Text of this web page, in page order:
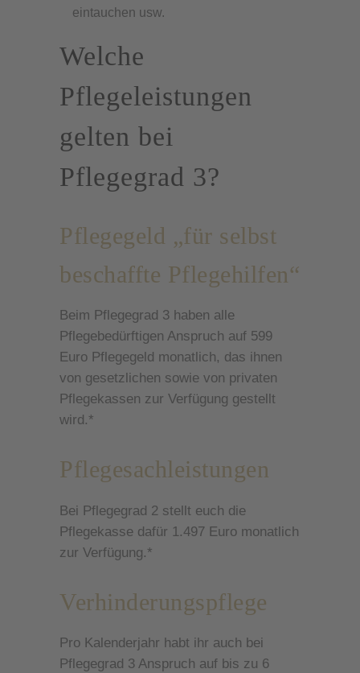
eintauchen usw.
Welche
Pflegeleistungen
gelten bei
Pflegegrad 3?
Pflegegeld „für selbst
beschaffte Pflegehilfen“
Beim Pflegegrad 3 haben alle
Pflegebedürftigen Anspruch auf 599
Euro Pflegegeld monatlich, das ihnen
von gesetzlichen sowie von privaten
Pflegekassen zur Verfügung gestellt
wird.*
Pflegesachleistungen
Bei Pflegegrad 2 stellt euch die
Pflegekasse dafür 1.497 Euro monatlich
zur Verfügung.*
Verhinderungspflege
Pro Kalenderjahr habt ihr auch bei
Pflegegrad 3 Anspruch auf bis zu 6